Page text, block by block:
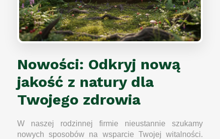
Nowości: Odkryj nową
jakość z natury dla
Twojego zdrowia
W naszej rodzinnej firmie nieustannie szukamy
nowych sposobów na wsparcie Twojej witalności.